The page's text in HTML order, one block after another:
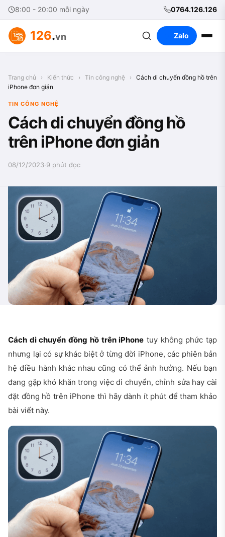
8:00 - 20:00 mỗi ngày 0764.126.126
126.vn Zalo
Trang chủ › Kiến thức › Tin công nghệ › Cách di chuyển đồng hồ trên
iPhone đơn giản
TIN CÔNG NGHỆ
Cách di chuyển đồng hồ
trên iPhone đơn giản
08/12/2023·9 phút đọc
Cách di chuyển đồng hồ trên iPhone tuy không phức tạp
nhưng lại có sự khác biệt ở từng đời iPhone, các phiên bản
hệ điều hành khác nhau cũng có thể ảnh hưởng. Nếu bạn
đang gặp khó khăn trong việc di chuyển, chỉnh sửa hay cài
đặt đồng hồ trên iPhone thì hãy dành ít phút để tham khảo
bài viết này.